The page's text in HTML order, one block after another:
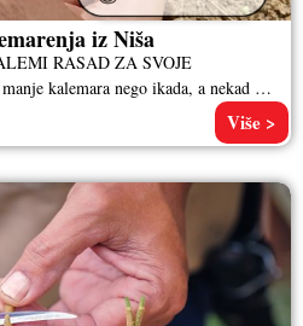
iz Niša
RASAD ZA SVOJE
kalemara nego ikada, a nekad je
Više >